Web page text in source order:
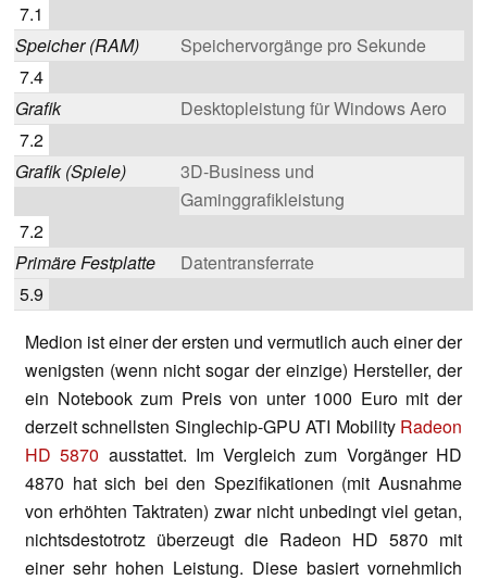
7.1
Speicher (RAM)
Speichervorgänge pro Sekunde
7.4
Grafik
Desktopleistung für Windows Aero
7.2
Grafik (Spiele)
3D-Business und
Gaminggrafikleistung
7.2
Primäre Festplatte
Datentransferrate
5.9
Medion ist einer der ersten und vermutlich auch einer der
wenigsten (wenn nicht sogar der einzige) Hersteller, der
ein Notebook zum Preis von unter 1000 Euro mit der
derzeit schnellsten Singlechip-GPU ATI Mobility Radeon
HD 5870 ausstattet. Im Vergleich zum Vorgänger HD
4870 hat sich bei den Spezifikationen (mit Ausnahme
von erhöhten Taktraten) zwar nicht unbedingt viel getan,
nichtsdestotrotz überzeugt die Radeon HD 5870 mit
einer sehr hohen Leistung. Diese basiert vornehmlich